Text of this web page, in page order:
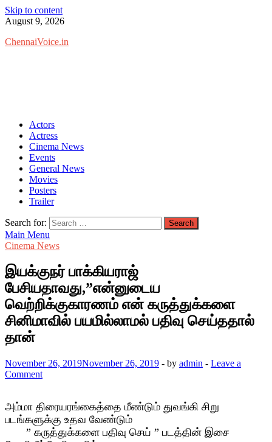
Skip to content
August 9, 2026
ChennaiVoice.in
Actors
Actress
Cinema News
Events
General News
Movies
Posters
Trailer
Search for:
Main Menu
Cinema News
இயக்குநர் பாக்கியராஜ்
பேசியதாவது,”என்னுடைய
வெற்றிக்குகாரணம் என் கருத்துக்களை
சினிமாவில் பயமில்லாமல் பதிவு செய்ததால்
தான்
November 26, 2019November 26, 2019 - by admin - Leave a
Comment
அம்மா திரையரங்கைத்தை மீண்டும் துவங்கி சிறு
படங்களுக்கு உதவ வேண்டும்
” கருத்துக்களை பதிவு செய் ” படத்தின் இசை